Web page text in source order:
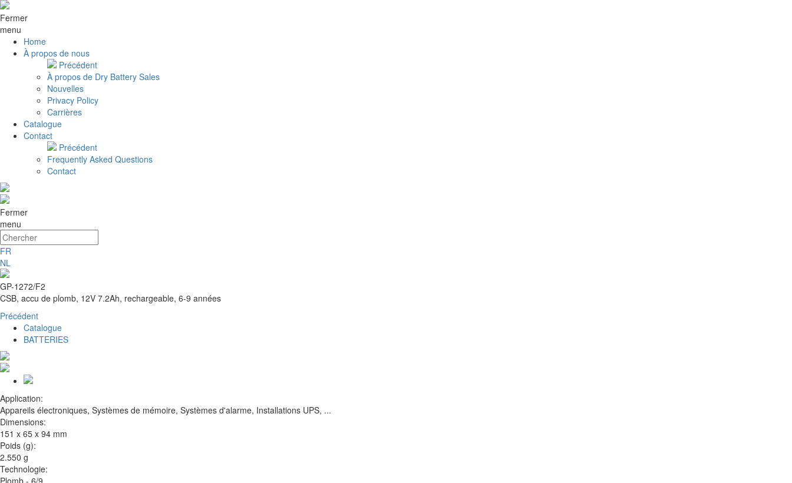
Fermer
menu
Home
À propos de nous
Précédent
À propos de Dry Battery Sales
Nouvelles
Privacy Policy
Carrières
Catalogue
Contact
Précédent
Frequently Asked Questions
Contact
Fermer
menu
FR
NL
GP-1272/F2
CSB, accu de plomb, 12V 7.2Ah, rechargeable, 6-9 années
Précédent
Catalogue
BATTERIES
Application:
Appareils électroniques, Systèmes de mémoire, Systèmes d'alarme, Installations UPS, ...
Dimensions:
151 x 65 x 94 mm
Poids (g):
2.550 g
Technologie:
Plomb - 6/9